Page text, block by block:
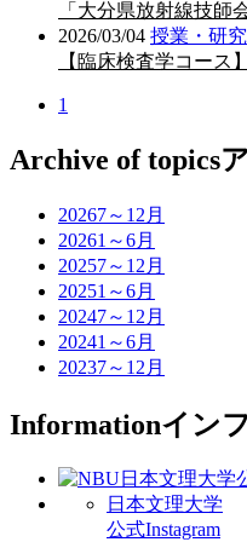
「大分県放射線技師
2026/03/04 授業・研究
【臨床検査学コース
1
Archive of topics
20267～12月
20261～6月
20257～12月
20251～6月
20247～12月
20241～6月
20237～12月
Informationイン
日本文理大学
公式Instagram